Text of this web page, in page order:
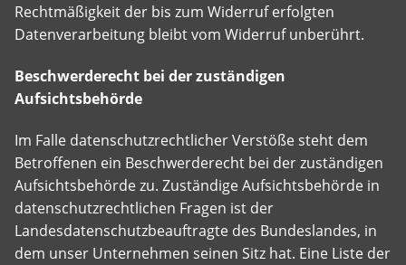
Rechtmäßigkeit der bis zum Widerruf erfolgten
Datenverarbeitung bleibt vom Widerruf unberührt.
Beschwerderecht bei der zuständigen
Aufsichtsbehörde
Im Falle datenschutzrechtlicher Verstöße steht dem
Betroffenen ein Beschwerderecht bei der zuständigen
Aufsichtsbehörde zu. Zuständige Aufsichtsbehörde in
datenschutzrechtlichen Fragen ist der
Landesdatenschutzbeauftragte des Bundeslandes, in
dem unser Unternehmen seinen Sitz hat. Eine Liste der